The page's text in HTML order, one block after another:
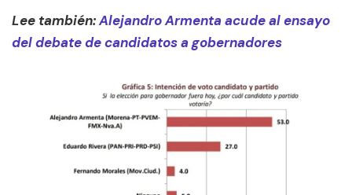
Lee también:Alejandro Armenta acude al ensayo
del debate de candidatos a gobernadores